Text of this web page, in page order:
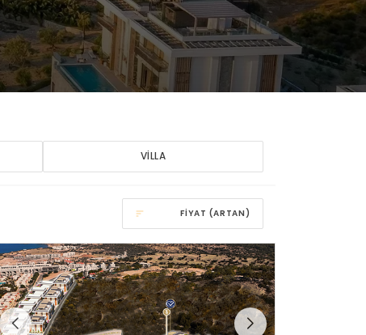
VILLA
FIYAT (ARTAN)